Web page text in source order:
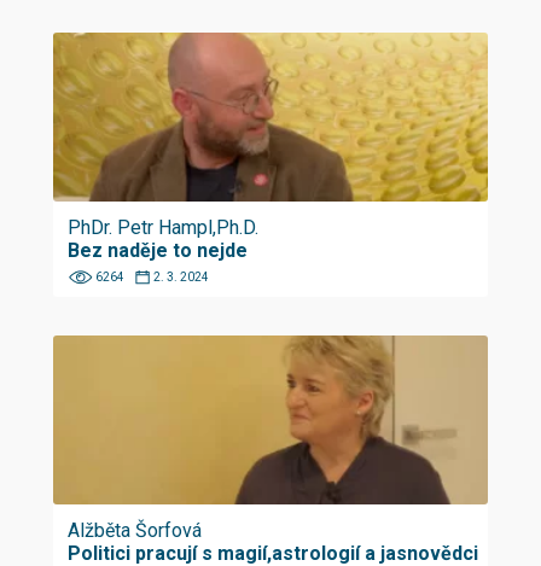
PhDr. Petr Hampl,Ph.D.
Bez naděje to nejde
6264 2. 3. 2024
Alžběta Šorfová
Politici pracují s magií,astrologií a jasnovědci